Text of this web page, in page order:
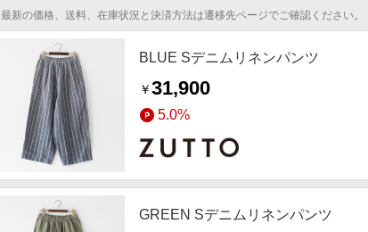
最新の価格、送料、在庫状況と決済方法は遷移先ページでご確認ください。
BLUE Sデニムリネンパンツ
￥31,900
5.0%
GREEN Sデニムリネンパンツ